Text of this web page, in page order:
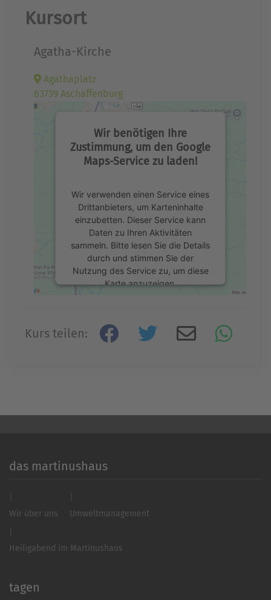
Kursort
Agatha-Kirche
Agathaplatz
63739 Aschaffenburg
Wir benötigen Ihre
Zustimmung, um den Google
Maps-Service zu laden!
Wir verwenden einen Service eines
Drittanbieters, um Karteninhalte
einzubetten. Dieser Service kann
Daten zu Ihren Aktivitäten
sammeln. Bitte lesen Sie die Details
durch und stimmen Sie der
Nutzung des Service zu, um diese
Karte anzuzeigen.
Kurs teilen:
das martinushaus
Wir über uns Umweltmanagement
Heiligabend im Martinushaus
tagen